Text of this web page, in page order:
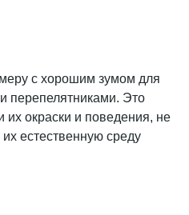
с хорошим зумом для
перепелятниками. Это
их окраски и поведения, не
естественную среду